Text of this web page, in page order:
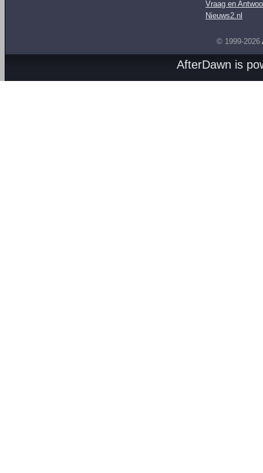
Vraag en
Nieuws2.nl
© 1999-2026
AfterDawn is